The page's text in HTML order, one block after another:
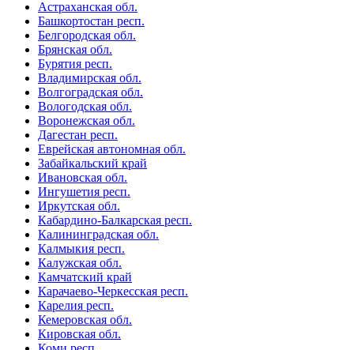
Астраханская обл.
Башкортостан респ.
Белгородская обл.
Брянская обл.
Бурятия респ.
Владимирская обл.
Волгоградская обл.
Вологодская обл.
Воронежская обл.
Дагестан респ.
Еврейская автономная обл.
Забайкальский край
Ивановская обл.
Ингушетия респ.
Иркутская обл.
Кабардино-Балкарская респ.
Калининградская обл.
Калмыкия респ.
Калужская обл.
Камчатский край
Карачаево-Черкесская респ.
Карелия респ.
Кемеровская обл.
Кировская обл.